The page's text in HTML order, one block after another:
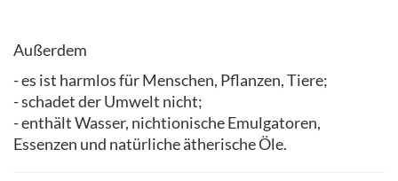
Außerdem
- es ist harmlos für Menschen, Pflanzen, Tiere;
- schadet der Umwelt nicht;
- enthält Wasser, nichtionische Emulgatoren,
Essenzen und natürliche ätherische Öle.